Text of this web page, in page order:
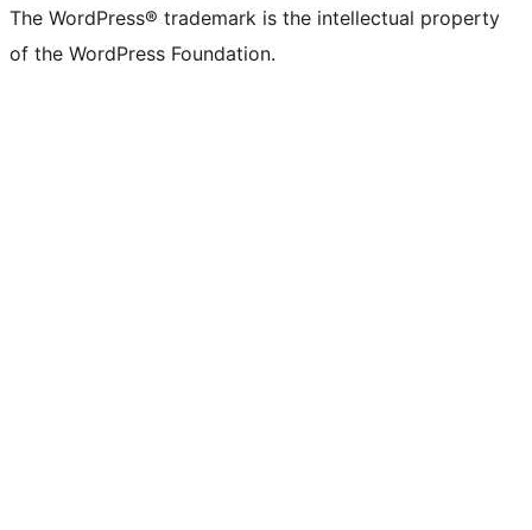
The WordPress® trademark is the intellectual property
of the WordPress Foundation.